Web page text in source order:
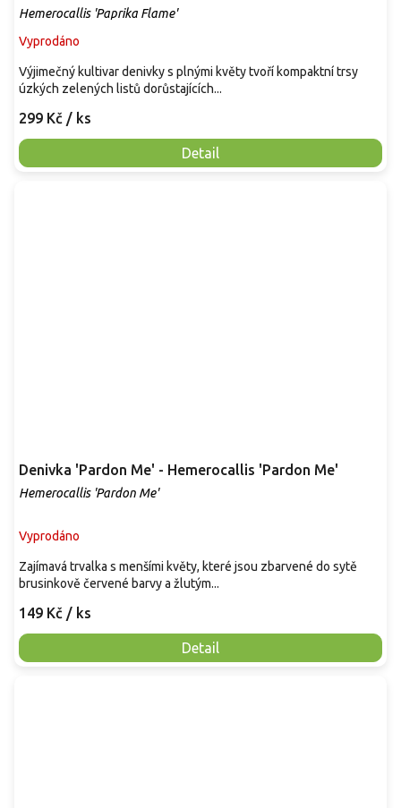
Hemerocallis 'Paprika Flame'
Vyprodáno
299 Kč / ks
Detail
Výjimečný kultivar denivky s plnými květy tvoří kompaktní trsy
úzkých zelených listů dorůstajících...
Denivka 'Pardon Me' - Hemerocallis 'Pardon Me'
Hemerocallis 'Pardon Me'
Vyprodáno
149 Kč / ks
Detail
Zajímavá trvalka s menšími květy, které jsou zbarvené do sytě
brusinkově červené barvy a žlutým...